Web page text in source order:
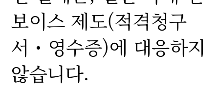
보이스 제도(적격청구
서・영수증)에 대응하지
않습니다.